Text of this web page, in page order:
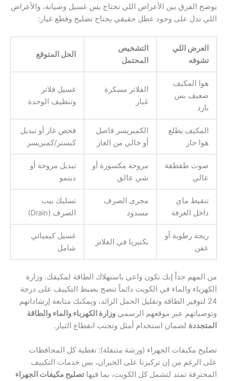
يوضح الفرق بين الأعراض اللي تحتاج بس غسيل وصيانة، والأعراض
اللي تدل على وجود عطل حقيقي يحتاج تصليح وقطع غيار:
العرض اللي
تشوفه
التشخيص
المحتمل
الحل المتوقع
هوا المكيف
ضعيف بس
بارد
الفلاتر مسكرة
غبار
غسيل فلاتر
وتنظيف الوحدة
المكيف يطلع
هوا حار
الكمبريسر فاصل
أو خالي من الغاز
فحص غاز أو تبديل
كبستر/كمبريسر
صوت طقطقة
عالي
مروحة مكسورة أو
شي عالق
تبديل مروحة أو
دينمو
تنقيط ماي
داخل الغرفة
مجرى الصرف
مسدود
تسليك بيب
الصرف (Drain)
ريحة رطوبة أو
عفن
بكتيريا في الفلاتر
غسيل كيميائي
شامل
من المهم جداً إنك تكون واعي باستهلاك الطاقة لمكيفك. وزارة
الكهرباء والماء في الكويت دائماً تنصح بضبط التكييف على درجة
24 لتوفير الطاقة وتقليل الحمل الزائد، ويمكنك متابعة إرشاداتهم
وتوصياتهم عبر موقعهم الرسمي وزارة الكهرباء والماء والطاقة
المتجددة لضمان استخدام أمثل وتجنب انقطاع التيار.
تصليح مكيفات الجهراء (ورشة متنقلة): تغطية كل المحافظات
على الرغم من إن تركيزنا على الخيران، بس خدمات التكييف
المحترفة تمتد لتشمل كل الكويت، بما فيهاتصليح مكيفات الجهراء